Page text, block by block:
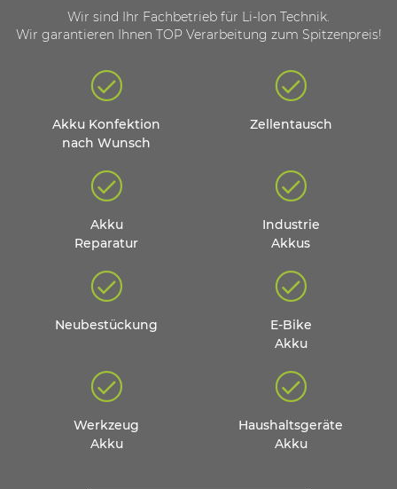
Wir sind Ihr Fachbetrieb für Li-Ion Technik.
Wir garantieren Ihnen TOP Verarbeitung zum Spitzenpreis!
Akku Konfektion
nach Wunsch
Zellentausch
Akku
Reparatur
Industrie
Akkus
Neubestückung
E-Bike
Akku
Werkzeug
Akku
Haushaltsgeräte
Akku